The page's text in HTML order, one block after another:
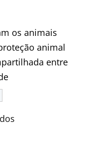
os animais
animal
entre